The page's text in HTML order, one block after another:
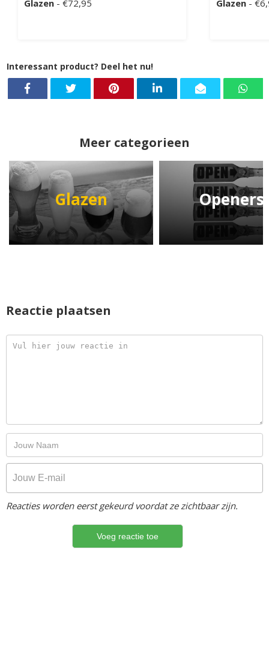
Glazen - €72,95 Glazen -
Interessant product? Deel het nu!
Meer categorieen
Glazen Openers
Reactie plaatsen
Reacties worden eerst gekeurd voordat ze zichtbaar zijn.